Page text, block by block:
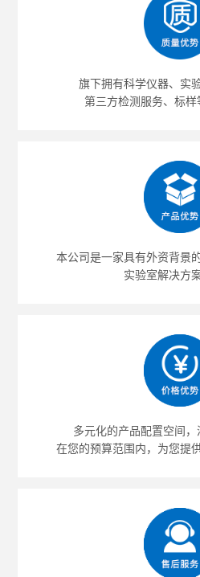
旗下拥有科学仪器、实
第三方检测服务、标
本公司是一家具有外资背景
实验室解决方
多元化的产品配置空间
在您的预算范围内，为您提